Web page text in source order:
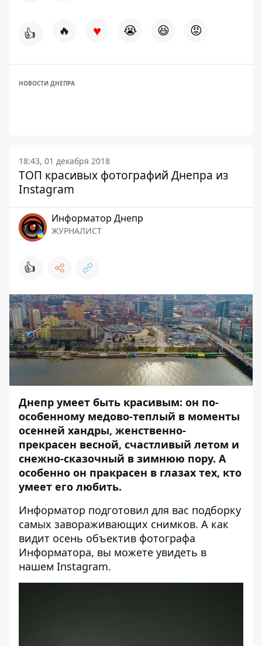
👍 🔥 ♥ 😭 😆 😡
НОВОСТИ ДНЕПРА
18:43, 01 декабря 2018
ТОП красивых фотографий Днепра из
Instagram
Информатор Днепр
ЖУРНАЛИСТ
👍
Днепр умеет быть красивым: он по-
особенному медово-теплый в моменты
осенней хандры, женственно-
прекрасен весной, счастливый летом и
снежно-сказочный в зимнюю пору. А
особенно он пракрасен в глазах тех, кто
умеет его любить.
Информатор подготовил для вас подборку
самых завораживающих снимков. А как
видит осень объектив фотографа
Информатора, вы можете увидеть в
нашем Instagram.